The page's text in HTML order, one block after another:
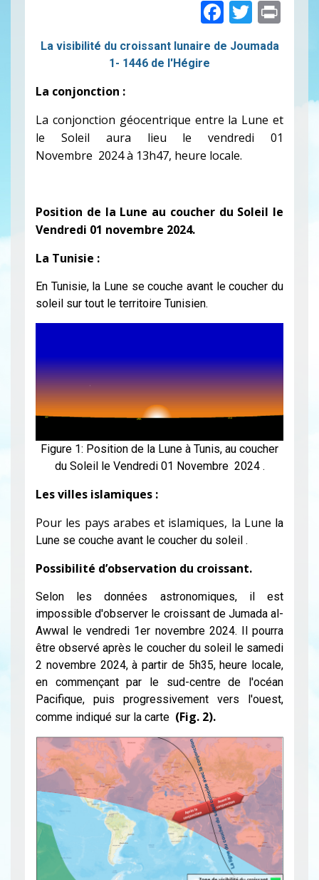
La visibilité du croissant lunaire de Joumada
1- 1446 de l'Hégire
La conjonction :
La conjonction géocentrique entre la Lune et
le Soleil aura lieu le vendredi 01
Novembre 2024 à 13h47, heure locale.
Position de la Lune au coucher du Soleil le
Vendredi 01 novembre 2024.
La Tunisie :
En Tunisie, la Lune se couche avant le coucher du
soleil sur tout le territoire Tunisien.
Figure 1: Position de la Lune à Tunis, au coucher
du Soleil le Vendredi 01 Novembre 2024 .
Les villes islamiques :
Pour les pays arabes et islamiques, la Lune la
Lune se couche avant le coucher du soleil .
Possibilité d’observation du croissant.
Selon les données astronomiques, il est
impossible d'observer le croissant de Jumada al-
Awwal le vendredi 1er novembre 2024. Il pourra
être observé après le coucher du soleil le samedi
2 novembre 2024, à partir de 5h35, heure locale,
en commençant par le sud-centre de l'océan
Pacifique, puis progressivement vers l'ouest,
comme indiqué sur la carte (Fig. 2).